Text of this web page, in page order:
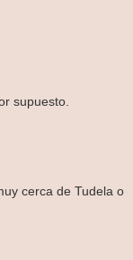
supuesto.
cerca de Tudela o